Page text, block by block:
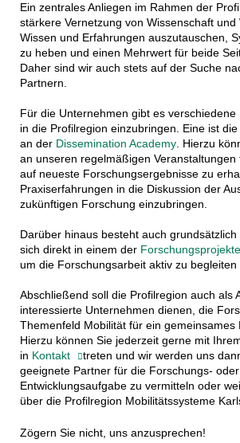
Ein zentrales Anliegen im Rahmen der
stärkere Vernetzung von Wissenschaft und
Wissen und Erfahrungen auszutauschen,
zu heben und einen Mehrwert für beide
Daher sind wir auch stets auf der Suche
Partnern.
Für die Unternehmen gibt es verschiedene
in die Profilregion einzubringen. Eine ist
an der Dissemination Academy. Hierzu
an unseren regelmäßigen
auf neueste Forschungsergebnisse zu
Praxiserfahrungen in die Diskussion der
zukünftigen Forschung einzubringen.
Darüber hinaus besteht auch grundsätzlich
sich direkt in einem der Forschungsprojekte
um die Forschungsarbeit aktiv zu
Abschließend soll die Profilregion auch als
interessierte Unternehmen dienen, die
Themenfeld Mobilität für ein gemeinsames
Hierzu können Sie jederzeit gerne mit
in Kontakt
treten und wir werden uns
geeignete Partner für die Forschungs- oder
Entwicklungsaufgabe zu vermitteln oder
über die Profilregion Mobilitätssysteme
Zögern Sie nicht, uns anzusprechen!